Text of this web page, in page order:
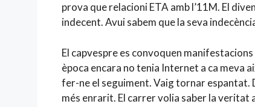
prova que relacioni ETA amb l’11M. El
indecent. Avui sabem que la seva
El capvespre es convoquen
època encara no tenia Internet a ca meva
fer-ne el seguiment. Vaig tornar espantat.
més enrarit. El carrer volia saber la